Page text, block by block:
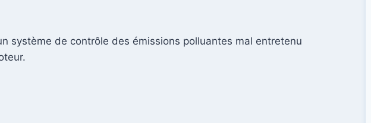
système de contrôle des émissions polluantes mal entretenu